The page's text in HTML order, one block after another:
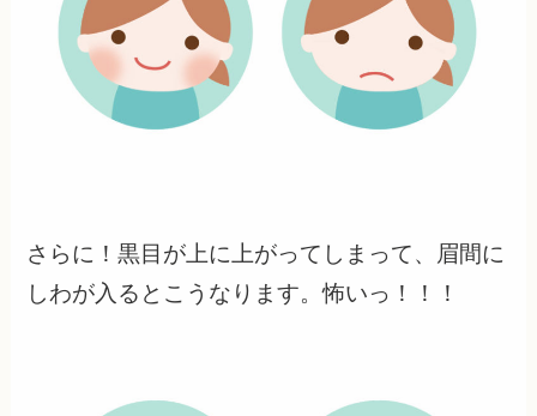
さらに！黒目が上に上がってしまって、眉間に
しわが入るとこうなります。怖いっ！！！